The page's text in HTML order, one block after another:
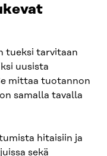
tueksi tarvitaan
uusista
mittaa tuotannon
samalla tavalla
hitaisiin ja
sekä